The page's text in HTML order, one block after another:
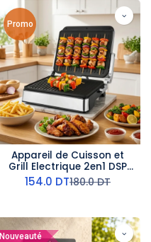
Promo
Appareil de Cuisson et
Grill Electrique 2en1 DSP
-1800W
154.0 DT180.0DT
Nouveauté